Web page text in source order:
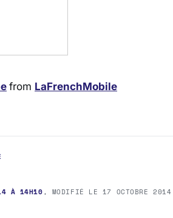
from LaFrenchMobile
À 14H10, MODIFIÉ LE 17 OCTOBRE